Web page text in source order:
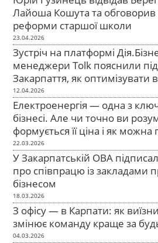
Лайоша Кошута та обговорив
реформи старшої школи
23.04.2026
Зустріч на платформі
менеджери Tolk пояснили
Закарпаття, як оптимізувати
12.04.2026
Електроенергія — одна з
бізнесі. Але чи точно ви
формується її ціна і як
22.03.2026
У Закарпатській ОВА
про співпрацю із закладами
бізнесом
18.03.2026
З офісу — в Карпати: як
змінює команду краще за
04.03.2026